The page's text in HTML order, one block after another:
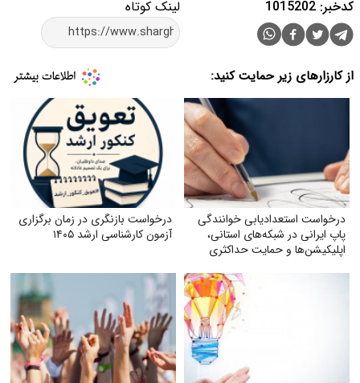
لینک کوتاه کدخبر: 1015202
از کارزارهای زیر حمایت کنید:
درخواست استعدادیابی خوانندگی
پاپ ایرانی در شبکه‌های استانی،
اپلیکیشن‌ها و حمایت حداکثری
درخواست بازنگری در زمان برگزاری
آزمون کارشناسی ارشد ۱۴۰۵